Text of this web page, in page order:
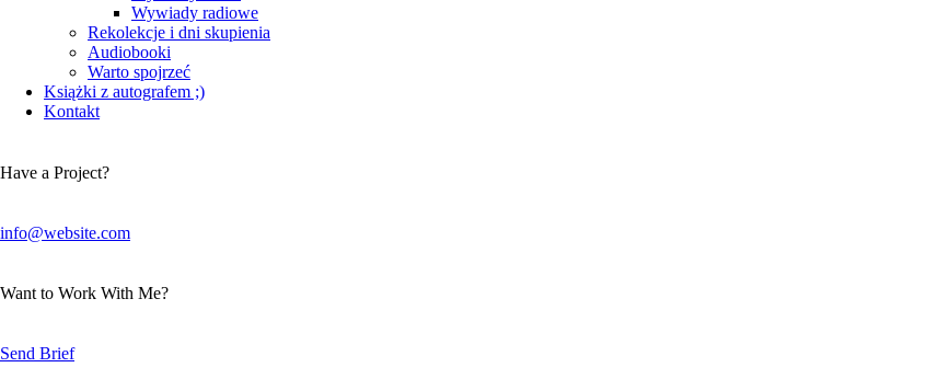
Wywiady radiowe
Rekolekcje i dni skupienia
Audiobooki
Warto spojrzeć
Książki z autografem ;)
Kontakt
Have a Project?
info@website.com
Want to Work With Me?
Send Brief